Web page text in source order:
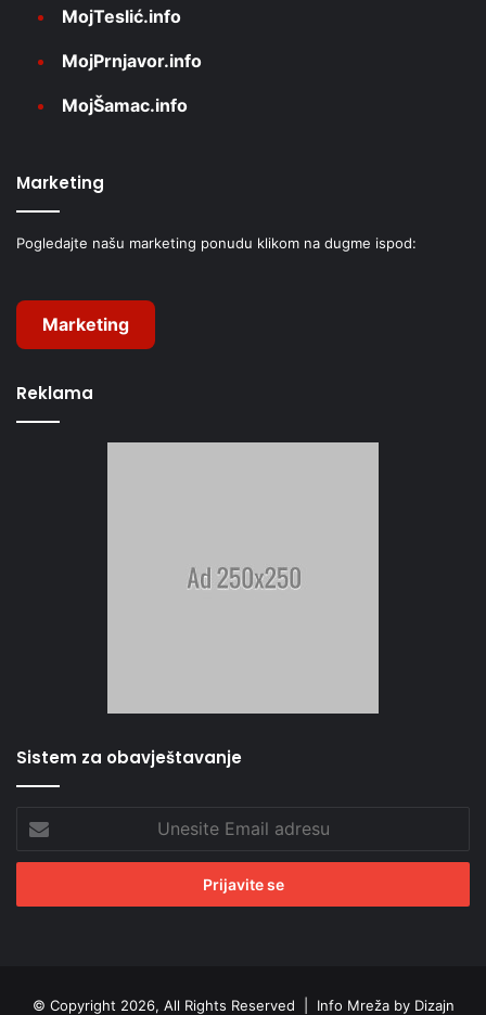
MojTeslić.info
MojPrnjavor.info
MojŠamac.info
Marketing
Pogledajte našu marketing ponudu klikom na dugme ispod:
Marketing
Reklama
Sistem za obavještavanje
Unesite
Email
adresu
© Copyright 2026, All Rights Reserved | Info Mreža by Dizajn